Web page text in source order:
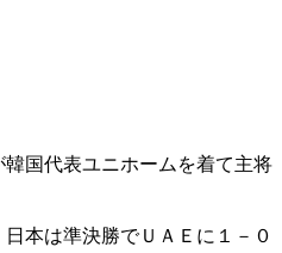
国代表ユニホームを着て主将
本は準決勝でＵＡＥに１－０